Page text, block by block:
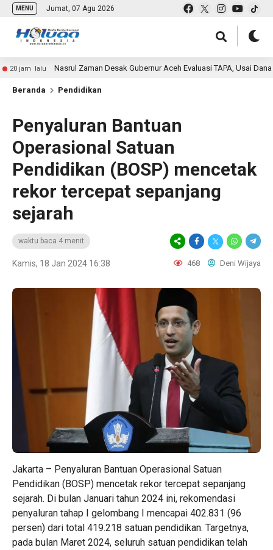
MENU Jumat, 07 Agu 2026
Nasrul Zaman Desak Gubernur Aceh Evaluasi TAPA, Usai Dana Rp1,6
Beranda Pendidikan
Penyaluran Bantuan
Operasional Satuan
Pendidikan (BOSP) mencetak
rekor tercepat sepanjang
sejarah
waktu baca 4 menit
Kamis, 18 Jan 2024 16:38 468 Deni Wijaya
Jakarta – Penyaluran Bantuan Operasional Satuan
Pendidikan (BOSP) mencetak rekor tercepat sepanjang
sejarah. Di bulan Januari tahun 2024 ini, rekomendasi
penyaluran tahap I gelombang I mencapai 402.831 (96
persen) dari total 419.218 satuan pendidikan. Targetnya,
pada bulan Maret 2024, seluruh satuan pendidikan telah